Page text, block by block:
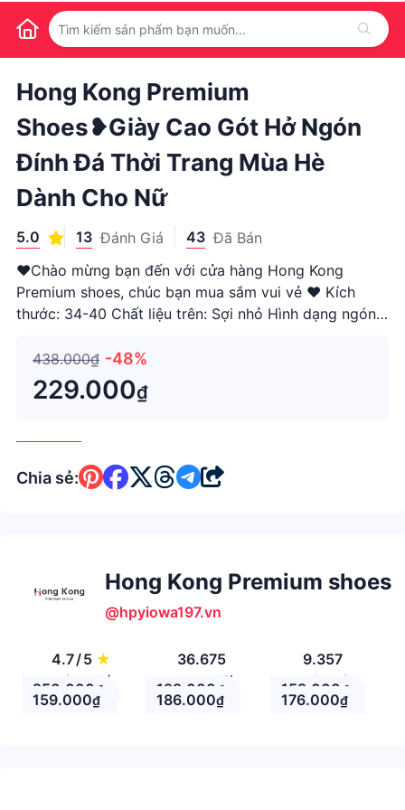
Hong Kong Premium
Shoes❥Giày Cao Gót Hở Ngón
Đính Đá Thời Trang Mùa Hè
Dành Cho Nữ
5.0 13 Đánh Giá 43 Đã Bán
❤Chào mừng bạn đến với cửa hàng Hong Kong
Premium shoes, chúc bạn mua sắm vui vẻ ❤ Kích
thước: 34-40 Chất liệu trên: Sợi nhỏ Hình dạng ngón
duy nhất: Cao su Vật liệu bên trong: không có bên
trong Cách mặc: khóa một từ 💬
438.000₫ -48%
229.000₫
Chia sẻ:
Hong Kong Premium shoes
@hpyiowa197.vn
4.7/5 ★
Đánh giá
36.675
Theo Dõi
9.357
Nhận xét
250.000 ₫ 199.000 ₫ 159.000 ₫
159.000₫ 186.000₫ 176.000₫